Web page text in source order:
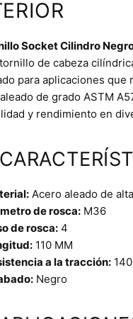
Socket Cilindro
de cabeza
para aplicaciones
de grado ASTM
y rendimiento en
Acero aleado de
de rosca:M36
de rosca:4
110 MM
a la tracción:
Negro